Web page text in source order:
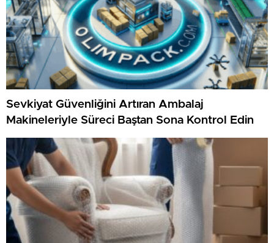
Sevkiyat Güvenliğini Artıran Ambalaj
Makineleriyle Süreci Baştan Sona Kontrol Edin